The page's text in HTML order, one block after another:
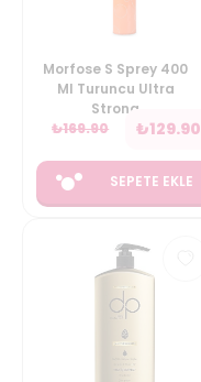
Morfose S Sprey 400
Ml Turuncu Ultra
Strong
₺169.90 ₺129.90
SEPETE EKLE